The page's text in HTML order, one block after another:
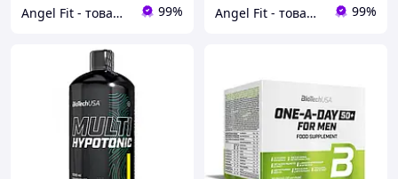
Angel Fit - товари для здоров'я, спорту та активного життя 99% Angel Fit - товари для здоров'я, спорту та активного життя 99%